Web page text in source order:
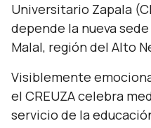
Universitario Zapala
depende la nueva
Malal, región del Alto
Visiblemente
el CREUZA celebra
servicio de la